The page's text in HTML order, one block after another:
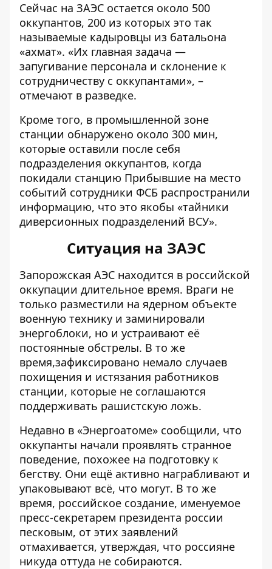
Сейчас на ЗАЭС остается около 500
оккупантов, 200 из которых это так
называемые кадыровцы из батальона
«ахмат». «Их главная задача —
запугивание персонала и склонение к
сотрудничеству с оккупантами», –
отмечают в разведке.
Кроме того, в промышленной зоне
станции обнаружено около 300 мин,
которые оставили после себя
подразделения оккупантов, когда
покидали станцию Прибывшие на место
событий сотрудники ФСБ распространили
информацию, что это якобы «тайники
диверсионных подразделений ВСУ».
Ситуация на ЗАЭС
Запорожская АЭС находится в российской
оккупации длительное время. Враги не
только разместили на ядерном объекте
военную технику и заминировали
энергоблоки, но и устраивают её
постоянные обстрелы. В то же
время,зафиксировано немало случаев
похищения и истязания работников
станции, которые не соглашаются
поддерживать рашистскую ложь.
Недавно в «Энергоатоме» сообщили, что
оккупанты начали проявлять странное
поведение, похожее на подготовку к
бегству. Они ещё активно награбливают и
упаковывают всё, что могут. В то же
время, российское создание, именуемое
пресс-секретарем президента россии
песковым, от этих заявлений
отмахивается, утверждая, что россияне
никуда оттуда не собираются.